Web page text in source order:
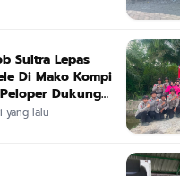
Sultra Lepas
Di Mako Kompi
Dukung
Nasional
yang lalu